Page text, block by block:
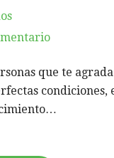
que te
condiciones,